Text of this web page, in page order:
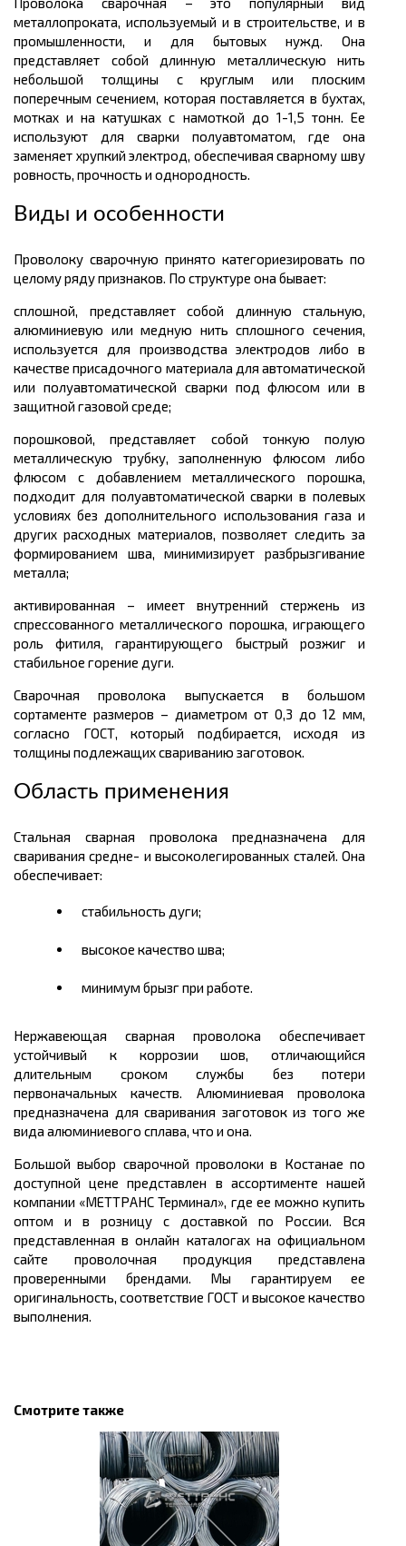
металлопроката, используемый и в строительстве, и в
промышленности, и для бытовых нужд. Она
представляет собой длинную металлическую нить
небольшой толщины с круглым или плоским
поперечным сечением, которая поставляется в бухтах,
мотках и на катушках с намоткой до 1-1,5 тонн.Ее
используют для сварки полуавтоматом, где она
заменяет хрупкий электрод, обеспечивая сварному шву
ровность, прочность и однородность.
Виды и особенности
Проволоку сварочную принято категориезировать по
целому ряду признаков. По структуре она бывает:
сплошной, представляет собой длинную стальную,
алюминиевую или медную нить сплошного сечения,
используется для производства электродов либо в
качестве присадочного материала для автоматической
или полуавтоматической сварки под флюсом или в
защитной газовой среде;
порошковой, представляет собой тонкую полую
металлическую трубку, заполненную флюсом либо
флюсом с добавлением металлического порошка,
подходит для полуавтоматической сварки в полевых
условиях без дополнительного использования газа и
других расходных материалов, позволяет следить за
формированием шва, минимизирует разбрызгивание
металла;
активированная – имеет внутренний стержень из
спрессованного металлического порошка, играющего
роль фитиля, гарантирующего быстрый розжиг и
стабильное горение дуги.
Сварочная проволока выпускается в большом
сортаменте размеров – диаметром от 0,3 до 12 мм,
согласно ГОСТ, который подбирается, исходя из
толщины подлежащих свариванию заготовок.
Область применения
Стальная сварная проволока предназначена для
сваривания средне- и высоколегированных сталей. Она
обеспечивает:
стабильность дуги;
высокое качество шва;
минимум брызг при работе.
Нержавеющая сварная проволока обеспечивает
устойчивый к коррозии шов, отличающийся
длительным сроком службы без потери
первоначальных качеств. Алюминиевая проволока
предназначена для сваривания заготовок из того же
вида алюминиевого сплава, что и она.
Большой выбор сварочной проволоки в Костанае по
доступной цене представлен в ассортименте нашей
компании «МЕТТРАНС Терминал», где ее можно купить
оптом и в розницу с доставкой по России. Вся
представленная в онлайн каталогах на официальном
сайте проволочная продукция представлена
проверенными брендами. Мы гарантируем ее
оригинальность, соответствие ГОСТ и высокое качество
выполнения.
Смотрите также